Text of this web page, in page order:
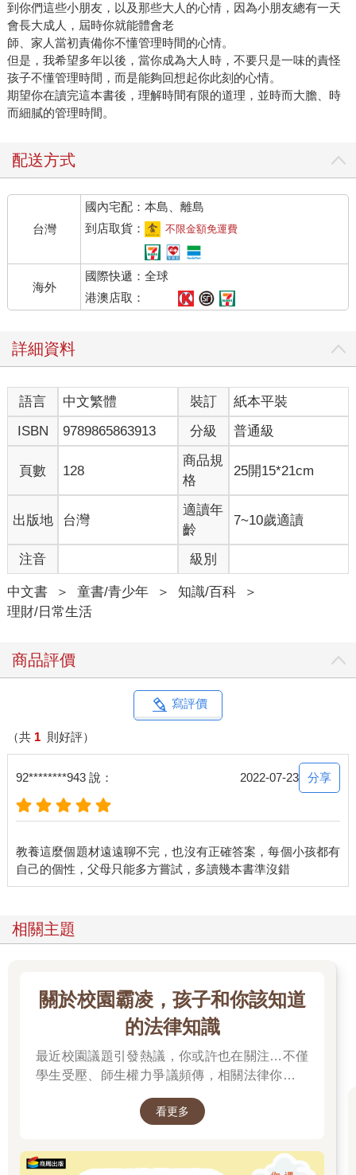
到你們這些小朋友，以及那些大人的心情，因為小朋友總有一天
會長大成人，屆時你就能體會老
師、家人當初責備你不懂管理時間的心情。
但是，我希望多年以後，當你成為大人時，不要只是一味的責怪
孩子不懂管理時間，而是能夠回想起你此刻的心情。
期望你在讀完這本書後，理解時間有限的道理，並時而大膽、時
而細膩的管理時間。
配送方式
台灣
國內宅配：本島、離島
到店取貨：
不限金額免運費
海外
國際快遞：全球
港澳店取：
詳細資料
語言 中文繁體 裝訂
紙本平裝
ISBN
9789865863913 分級 普通級
頁數 128
商品規
格
25開15*21cm
出版地 台灣
適讀年
齡
7~10歲適讀
注音 級別
中文書 ＞ 童書/青少年 ＞ 知識/百科
＞
理財/日常生活
商品評價
寫評價
（共 1 則好評）
92********943 說： 2022-07-23 分享
教養這麼個題材遠遠聊不完，也沒有正確答案，每個小孩都有
自己的個性，父母只能多方嘗試，多讀幾本書準沒錯
相關主題
關於校園霸凌，孩子和你該知道
的法律知識
最近校園議題引發熱議，你或許也在關注…不僅
學生受壓、師生權力爭議頻傳，相關法律你有了
看更多